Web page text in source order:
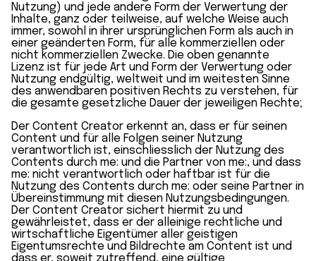
Nutzung) und jede andere Form der Verwertung der
Inhalte, ganz oder teilweise, auf welche Weise auch
immer, sowohl in ihrer ursprünglichen Form als auch in
einer geänderten Form, für alle kommerziellen oder
nicht kommerziellen Zwecke. Die oben genannte
Lizenz ist für jede Art und Form der Verwertung oder
Nutzung endgültig, weltweit und im weitesten Sinne
des anwendbaren positiven Rechts zu verstehen, für
die gesamte gesetzliche Dauer der jeweiligen Rechte;
Der Content Creator erkennt an, dass er für seinen
Content und für alle Folgen seiner Nutzung
verantwortlich ist, einschliesslich der Nutzung des
Contents durch me: und die Partner von me:, und dass
me: nicht verantwortlich oder haftbar ist für die
Nutzung des Contents durch me: oder seine Partner in
Übereinstimmung mit diesen Nutzungsbedingungen.
Der Content Creator sichert hiermit zu und
gewährleistet, dass er der alleinige rechtliche und
wirtschaftliche Eigentümer aller geistigen
Eigentumsrechte und Bildrechte am Content ist und
dass er, soweit zutreffend, eine gültige